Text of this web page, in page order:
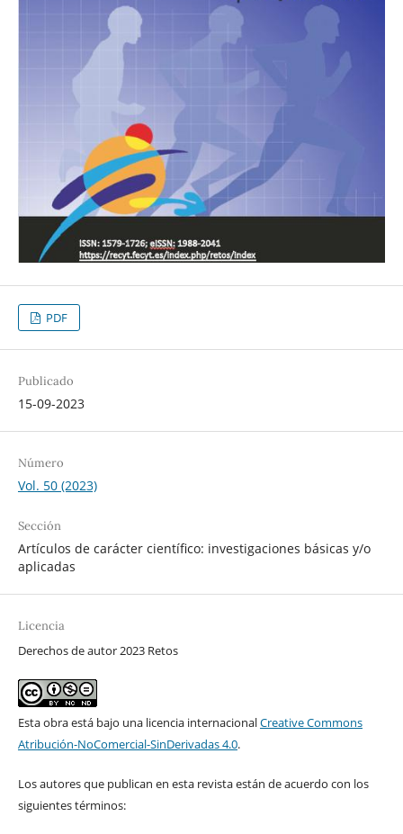
PDF
Publicado
15-09-2023
Número
Vol. 50 (2023)
Sección
Artículos de carácter científico: investigaciones básicas y/o
aplicadas
Licencia
Derechos de autor 2023 Retos
Esta obra está bajo una licencia internacionalCreative Commons
Atribución-NoComercial-SinDerivadas 4.0.
Los autores que publican en esta revista están de acuerdo con los
siguientes términos: